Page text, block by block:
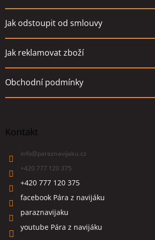
Jak odstoupit od smlouvy
Jak reklamovat zboží
Obchodní podmínky
Kontakt
info@paraznavijaku.cz
+420 777 120 375
+420 777 120 375
facebook Pára z navijáku
paraznavijaku
youtube Pára z navijáku